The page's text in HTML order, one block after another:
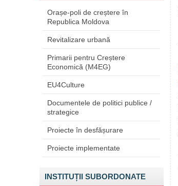
Orașe-poli de creștere în
Republica Moldova
Revitalizare urbană
Primarii pentru Creștere
Economică (M4EG)
EU4Culture
Documentele de politici publice /
strategice
Proiecte în desfășurare
Proiecte implementate
INSTITUȚII SUBORDONATE